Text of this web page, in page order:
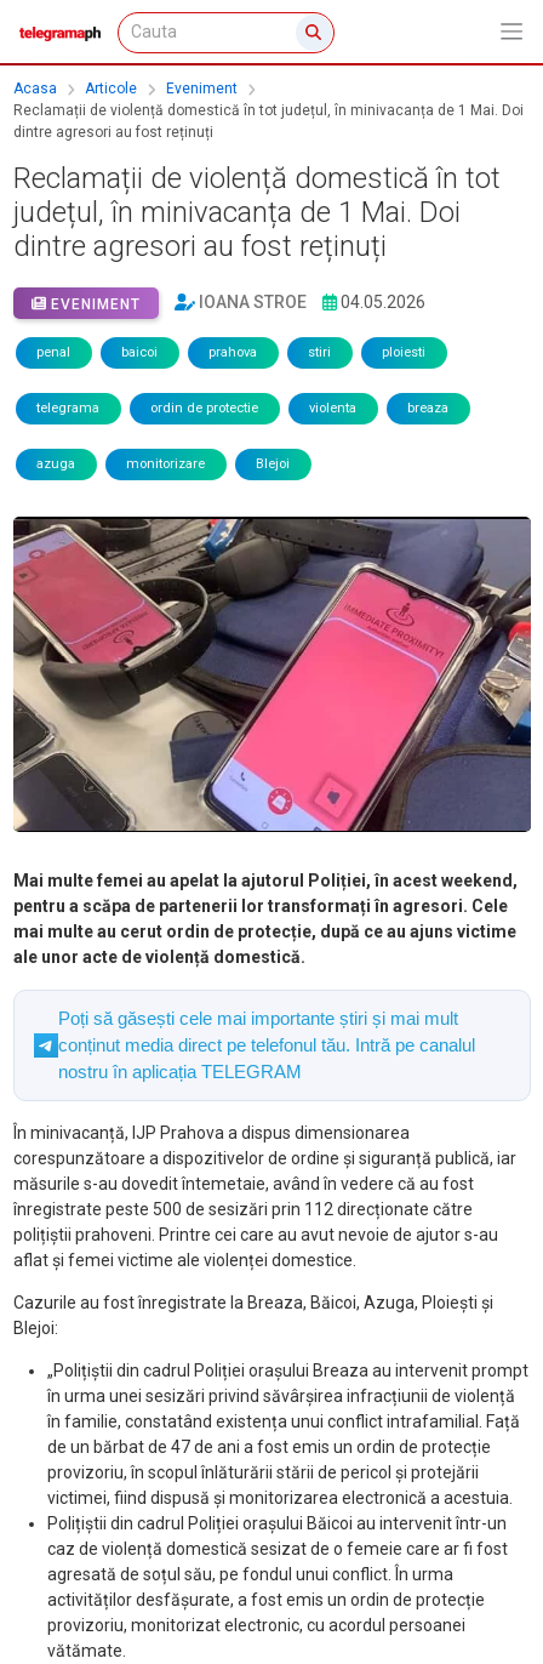
Acasa Articole
Eveniment
Reclamații de violență domestică în tot județul, în minivacanța de 1 Mai. Doi
dintre agresori au fost reținuți
Reclamații de violență domestică în tot
județul, în minivacanța de 1 Mai. Doi
dintre agresori au fost reținuți
EVENIMENT IOANA STROE 04.05.2026
penal baicoi prahova stiri ploiesti
telegrama ordin de protectie violenta breaza
azuga monitorizare Blejoi
Mai multe femei au apelat la ajutorul Poliției, în acest weekend,
pentru a scăpa de partenerii lor transformați în agresori. Cele
mai multe au cerut ordin de protecție, după ce au ajuns victime
ale unor acte de violență domestică.
Poți să găsești cele mai importante știri și mai mult
conținut media direct pe telefonul tău. Intră pe canalul
nostru în aplicația TELEGRAM
În minivacanță, IJP Prahova a dispus dimensionarea
corespunzătoare a dispozitivelor de ordine și siguranță publică, iar
măsurile s-au dovedit întemetaie, având în vedere că au fost
înregistrate peste 500 de sesizări prin 112 direcționate către
polițiștii prahoveni. Printre cei care au avut nevoie de ajutor s-au
aflat și femei victime ale violenței domestice.
Cazurile au fost înregistrate la Breaza, Băicoi, Azuga, Ploiești și
Blejoi:
„Polițiștii din cadrul Poliției orașului Breaza au intervenit prompt
în urma unei sesizări privind săvârșirea infracțiunii de violență
în familie, constatând existența unui conflict intrafamilial. Față
de un bărbat de 47 de ani a fost emis un ordin de protecție
provizoriu, în scopul înlăturării stării de pericol și protejării
victimei, fiind dispusă și monitorizarea electronică a acestuia.
Polițiștii din cadrul Poliției orașului Băicoi au intervenit într-un
caz de violență domestică sesizat de o femeie care ar fi fost
agresată de soțul său, pe fondul unui conflict. În urma
activităților desfășurate, a fost emis un ordin de protecție
provizoriu, monitorizat electronic, cu acordul persoanei
vătămate.